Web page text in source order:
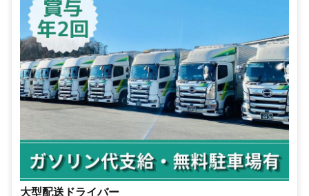
大型配送ドライバー